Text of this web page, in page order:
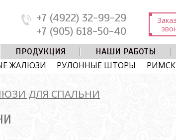
+7 (4922) 32-99-29
+7 (905) 618-50-40
ПРОДУКЦИЯ НАШИ РАБОТЫ
ЖАЛЮЗИ РУЛОННЫЕ ШТОРЫ
ДЛЯ СПАЛЬНИ